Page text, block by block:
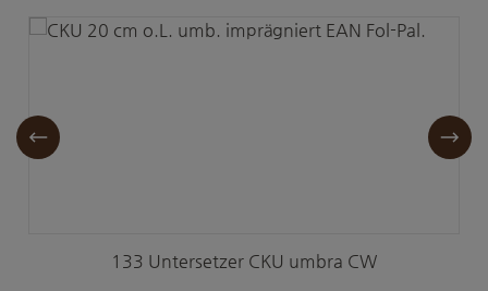
133 Untersetzer CKU umbra CW